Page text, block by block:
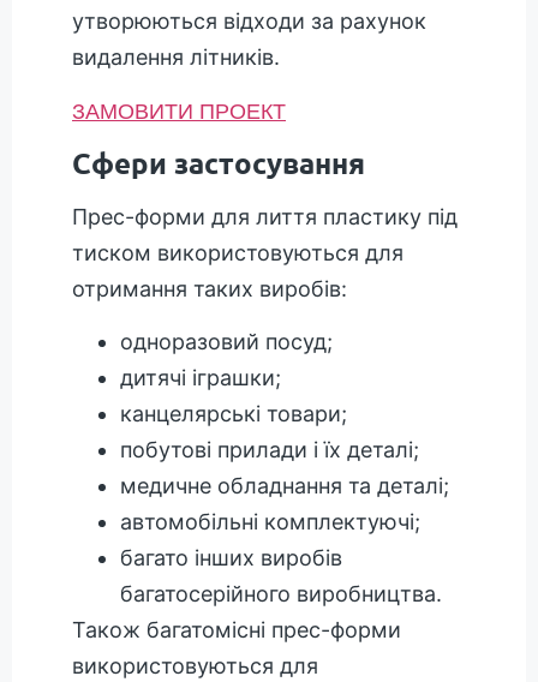
утворюються відходи за рахунок
видалення літників.
ЗАМОВИТИ ПРОЕКТ
Сфери застосування
Прес-форми для лиття пластику під
тиском використовуються для
отримання таких виробів:
одноразовий посуд;
дитячі іграшки;
канцелярські товари;
побутові прилади і їх деталі;
медичне обладнання та деталі;
автомобільні комплектуючі;
багато інших виробів
багатосерійного виробництва.
Також багатомісні прес-форми
використовуються для